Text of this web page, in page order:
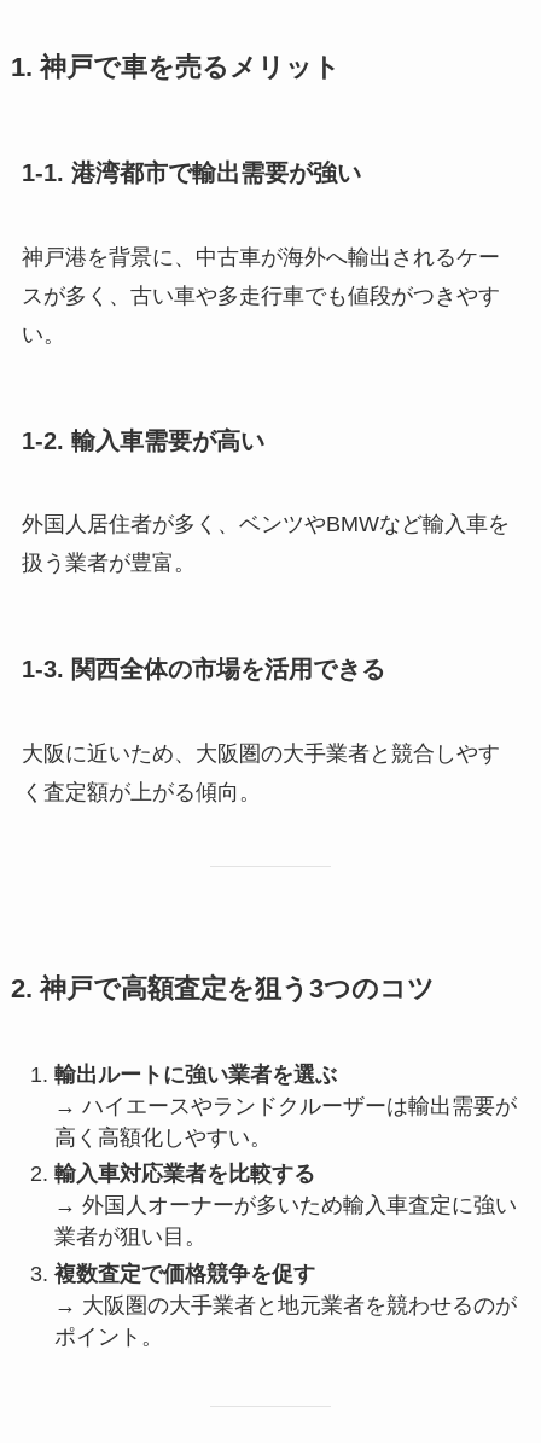
1. 神戸で車を売るメリット
1-1. 港湾都市で輸出需要が強い
神戸港を背景に、中古車が海外へ輸出されるケー
スが多く、古い車や多走行車でも値段がつきやす
い。
1-2. 輸入車需要が高い
外国人居住者が多く、ベンツやBMWなど輸入車を
扱う業者が豊富。
1-3. 関西全体の市場を活用できる
大阪に近いため、大阪圏の大手業者と競合しやす
く査定額が上がる傾向。
2. 神戸で高額査定を狙う3つのコツ
輸出ルートに強い業者を選ぶ
→ ハイエースやランドクルーザーは輸出需要が
高く高額化しやすい。
輸入車対応業者を比較する
→ 外国人オーナーが多いため輸入車査定に強い
業者が狙い目。
複数査定で価格競争を促す
→ 大阪圏の大手業者と地元業者を競わせるのが
ポイント。